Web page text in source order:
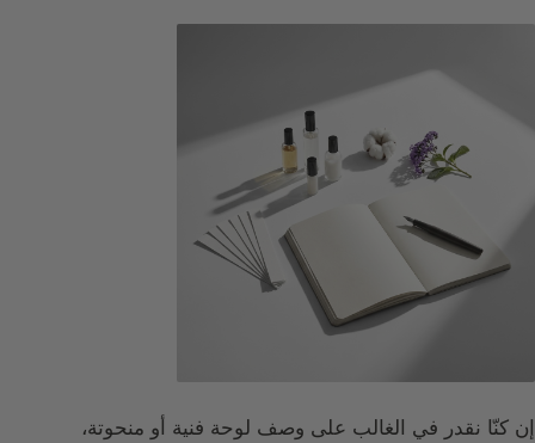
إن كنّا نقدر في الغالب على وصف لوحة فنية أو منحوتة،